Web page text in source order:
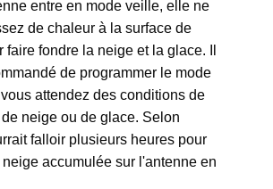
entre en mode veille, elle ne
de chaleur à la surface de
faire fondre la neige et la glace. Il
de programmer le mode
attendez des conditions de
neige ou de glace. Selon
falloir plusieurs heures pour
accumulée sur l'antenne en